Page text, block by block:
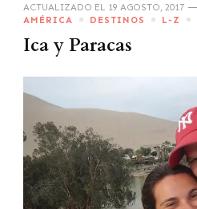
ACTUALIZADO EL 19 AGOSTO, 2017
AMÉRICA
DESTINOS L-Z
Ica y Paracas